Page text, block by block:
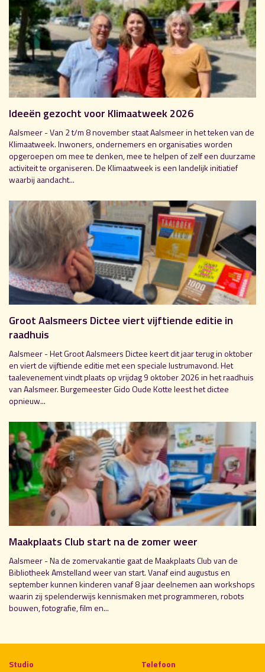
Ideeën gezocht voor Klimaatweek 2026
Aalsmeer - Van 2 t/m 8 november staat Aalsmeer in het teken van de
Klimaatweek. Inwoners, ondernemers en organisaties worden
opgeroepen om mee te denken, mee te helpen of zelf een duurzame
activiteit te organiseren. De Klimaatweek is een landelijk initiatief
waarbij aandacht...
Groot Aalsmeers Dictee viert vijftiende editie in
raadhuis
Aalsmeer - Het Groot Aalsmeers Dictee keert dit jaar terug in oktober
en viert de vijftiende editie met een speciale lustrumavond. Het
taalevenement vindt plaats op vrijdag 9 oktober 2026 in het raadhuis
van Aalsmeer. Burgemeester Gido Oude Kotte leest het dictee
opnieuw...
Maakplaats Club start na de zomer weer
Aalsmeer - Na de zomervakantie gaat de Maakplaats Club van de
Bibliotheek Amstelland weer van start. Vanaf eind augustus en
september kunnen kinderen vanaf 8 jaar deelnemen aan workshops
waarin zij spelenderwijs kennismaken met programmeren, robots
bouwen, fotografie, film en...
Studio
Telefoon